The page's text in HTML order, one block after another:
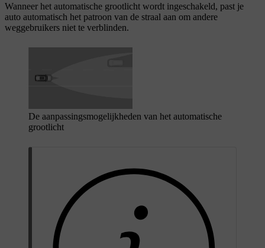
Wanneer het automatische grootlicht wordt ingeschakeld, past je
auto automatisch het patroon van de straal aan om andere
weggebruikers niet te verblinden.
De aanpassingsmogelijkheden van het automatische
grootlicht